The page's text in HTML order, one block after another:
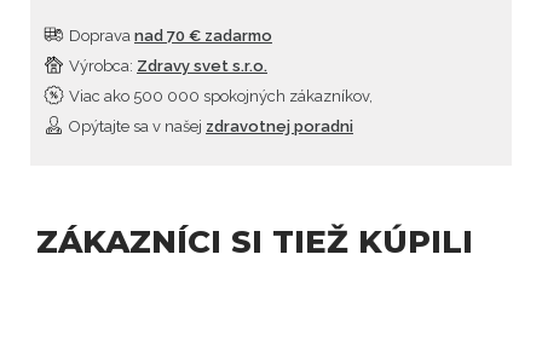
Doprava nad 70 € zadarmo
Viac ako 500 000 spokojných zákazníkov,
Výrobca: Zdravy svet s.r.o.
Opýtajte sa v našej zdravotnej poradni
ZÁKAZNÍCI SI TIEŽ KÚPILI